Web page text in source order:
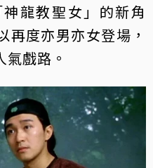
龍教聖女」的新角
再度亦男亦女登場，
戲路。